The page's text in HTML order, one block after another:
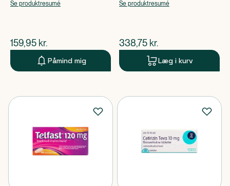
Se produktresumé
$nuværende pris
159,95 kr.
Påmind mig
Ketotifenhydrogenfumarat
Se produktresumé
$nuværende pris
338,75 kr.
Læg i kurv